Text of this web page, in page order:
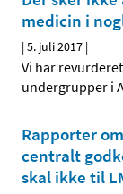
medicin i
|5. juli 2017 |
Vi har
undergrupper i
Rapporter
centralt
skal ikke til